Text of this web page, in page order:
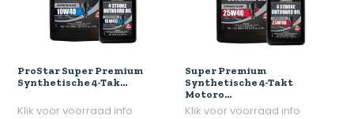
ProStar Super Premium
Synthetische 4-Tak...
Klik voor voorraad info
Super Premium
Synthetische 4-Takt
Motoro...
Klik voor voorraad info